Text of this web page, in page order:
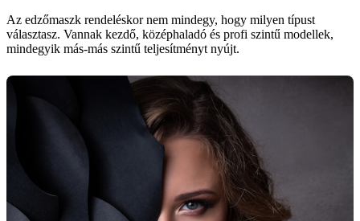
Az edzőmaszk rendeléskor nem mindegy, hogy milyen típust
választasz. Vannak kezdő, középhaladó és profi szintű modellek,
mindegyik más-más szintű teljesítményt nyújt.